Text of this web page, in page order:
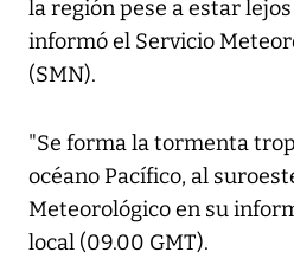
la región pese a estar
informó el Servicio
(SMN).
"Se forma la tormenta
océano Pacífico, al
Meteorológico en su
local (09.00 GMT).